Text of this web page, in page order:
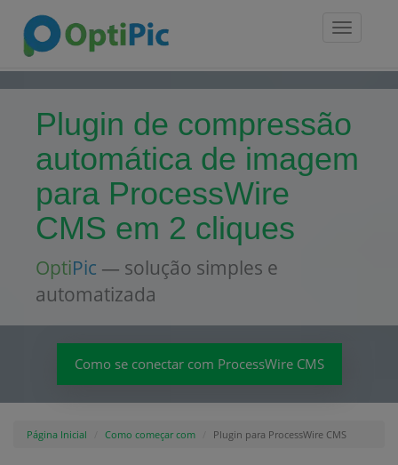
Toggle
Plugin de compressão
automática de imagem
para ProcessWire
CMS em 2 cliques
OptiPic — solução simples e
automatizada
Como se conectar com ProcessWire CMS
Página Inicial Como começar com Plugin para ProcessWire CMS